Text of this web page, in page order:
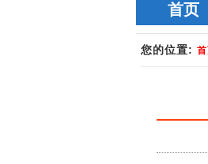
首页
您的位置: